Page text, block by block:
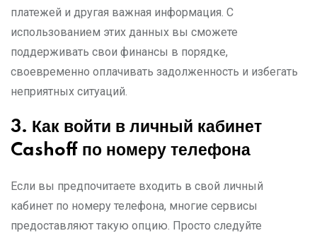
платежей и другая важная информация. С
использованием этих данных вы сможете
поддерживать свои финансы в порядке,
своевременно оплачивать задолженность и избегать
неприятных ситуаций.
3. Как войти в личный кабинет
Cashoff по номеру телефона
Если вы предпочитаете входить в свой личный
кабинет по номеру телефона, многие сервисы
предоставляют такую опцию. Просто следуйте